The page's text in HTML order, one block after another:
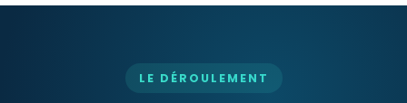
LE DÉROULEMENT